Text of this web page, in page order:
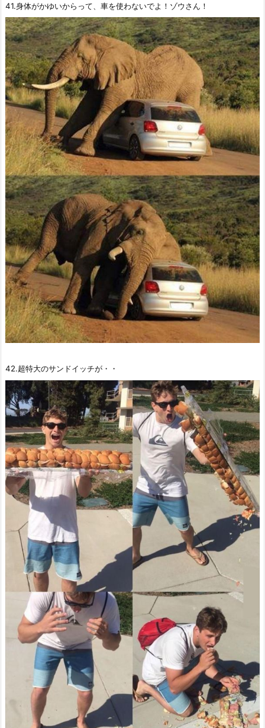
41.身体がかゆいからって、車を使わないでよ！ゾウさん！
42.超特大のサンドイッチが・・